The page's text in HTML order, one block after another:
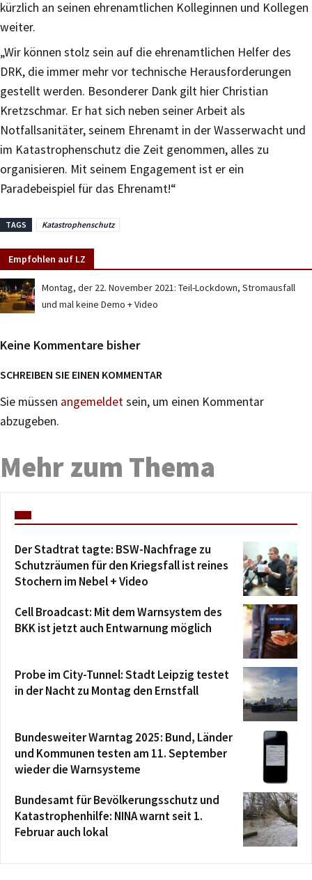
kürzlich an seinen ehrenamtlichen Kolleginnen und Kollegen
weiter.
„Wir können stolz sein auf die ehrenamtlichen Helfer des
DRK, die immer mehr vor technische Herausforderungen
gestellt werden. Besonderer Dank gilt hier Christian
Kretzschmar. Er hat sich neben seiner Arbeit als
Notfallsanitäter, seinem Ehrenamt in der Wasserwacht und
im Katastrophenschutz die Zeit genommen, alles zu
organisieren. Mit seinem Engagement ist er ein
Paradebeispiel für das Ehrenamt!“
TAGS Katastrophenschutz
Empfohlen auf LZ
Montag, der 22. November 2021: Teil-Lockdown, Stromausfall
und mal keine Demo + Video
Keine Kommentare bisher
SCHREIBEN SIE EINEN KOMMENTAR
Sie müssen angemeldetsein, um einen Kommentar
abzugeben.
Mehr zum Thema
Der Stadtrat tagte: BSW-Nachfrage zu
Schutzräumen für den Kriegsfall ist reines
Stochern im Nebel + Video
Cell Broadcast: Mit dem Warnsystem des
BKK ist jetzt auch Entwarnung möglich
Probe im City-Tunnel: Stadt Leipzig testet
in der Nacht zu Montag den Ernstfall
Bundesweiter Warntag 2025: Bund, Länder
und Kommunen testen am 11. September
wieder die Warnsysteme
Bundesamt für Bevölkerungsschutz und
Katastrophenhilfe: NINA warnt seit 1.
Februar auch lokal